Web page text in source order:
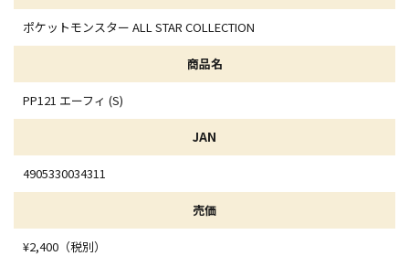
ポケットモンスター ALL STAR COLLECTION
商品名
PP121 エーフィ (S)
JAN
4905330034311
売価
¥2,400（税別）